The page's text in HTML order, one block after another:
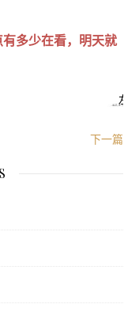
多少在看，明天就
左
下一篇